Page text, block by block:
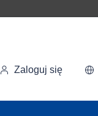
Zaloguj się